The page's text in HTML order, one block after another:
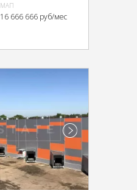
МАП
16 666 666 руб/мес